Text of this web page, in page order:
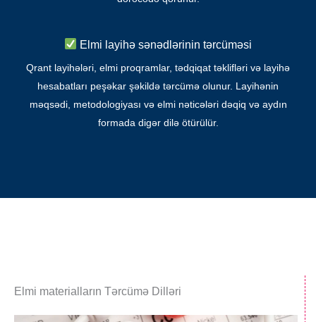
Elmi layihə sənədlərinin tərcüməsi
Qrant layihələri, elmi proqramlar, tədqiqat təklifləri və layihə
hesabatları peşəkar şəkildə tərcümə olunur. Layihənin
məqsədi, metodologiyası və elmi nəticələri dəqiq və aydın
formada digər dilə ötürülür.
Elmi materialların Tərcümə Dilləri